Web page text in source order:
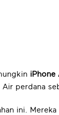
iPhone
perdana
ini. Mereka